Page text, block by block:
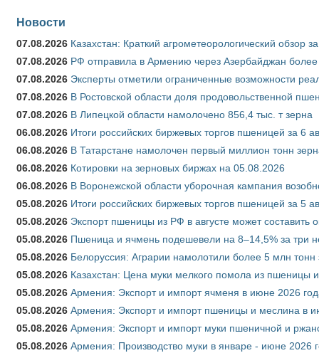
Новости
07.08.2026 Казахстан: Краткий агрометеорологический обзор
07.08.2026 РФ отправила в Армению через Азербайджан более
07.08.2026 Эксперты отметили ограниченные возможности
07.08.2026 В Ростовской области доля продовольственной
07.08.2026 В Липецкой области намолочено 856,4 тыс. т зерна
06.08.2026 Итоги российских биржевых торгов пшеницей за 6
06.08.2026 В Татарстане намолочен первый миллион тонн
06.08.2026 Котировки на зерновых биржах на 05.08.2026
06.08.2026 В Воронежской области уборочная кампания
05.08.2026 Итоги российских биржевых торгов пшеницей за 5
05.08.2026 Экспорт пшеницы из РФ в августе может составить
05.08.2026 Пшеница и ячмень подешевели на 8–14,5% за три
05.08.2026 Белоруссия: Аграрии намолотили более 5 млн тонн
05.08.2026 Казахстан: Цена муки мелкого помола из пшеницы
05.08.2026 Армения: Экспорт и импорт ячменя в июне 2026
05.08.2026 Армения: Экспорт и импорт пшеницы и меслина в
05.08.2026 Армения: Экспорт и импорт муки пшеничной и
05.08.2026 Армения: Производство муки в январе - июне 2026